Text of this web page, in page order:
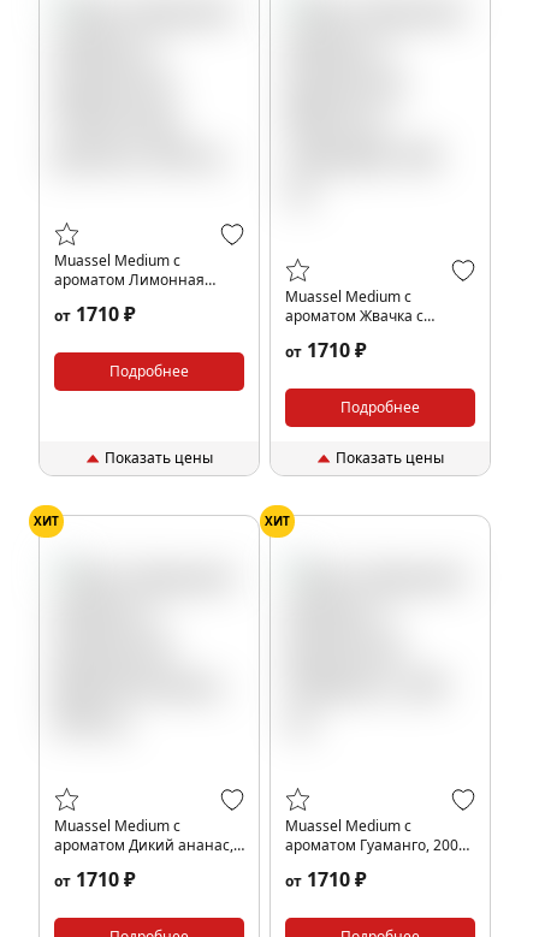
Muassel Medium с
ароматом Лимонная
от 1710 ₽
Подробнее
Показать цены
Muassel Medium с
ароматом Жвачка с
от 1710 ₽
Подробнее
Показать цены
ХИТ
Muassel Medium с
ароматом Дикий ананас,
от 1710 ₽
ХИТ
Muassel Medium с
ароматом Гуаманго, 200
от 1710 ₽